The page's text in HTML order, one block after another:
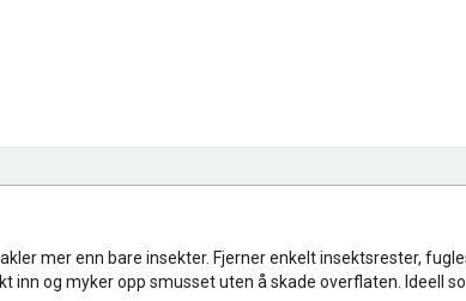
mer enn bare insekter. Fjerner enkelt insektsrester,
og myker opp smusset uten å skade overflaten. Ideell